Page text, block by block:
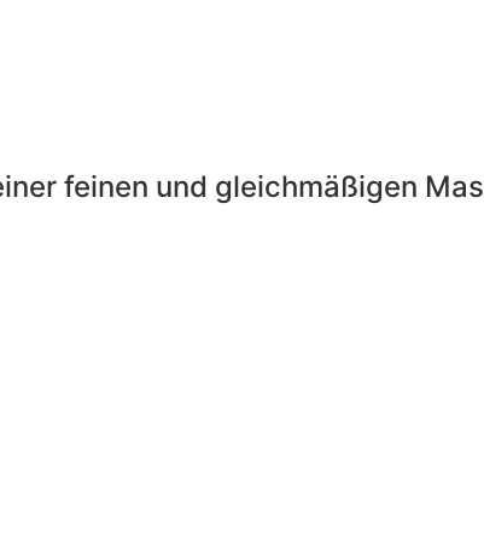
feinen und gleichmäßigen